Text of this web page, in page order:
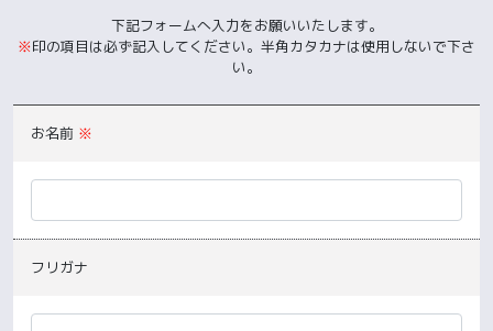
下記フォームへ入力をお願いいたします。
※印の項目は必ず記入してください。半角カタカナは使用しないで下さ
い。
お名前 ※
フリガナ